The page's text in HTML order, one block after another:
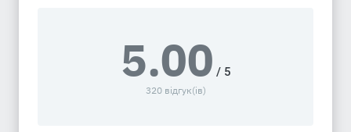
5.00 / 5
320 відгук(ів)